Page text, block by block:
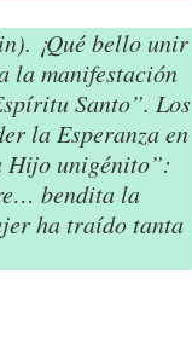
¡Qué bello unir
la manifestación
Santo”. Los
la Esperanza en
Hijo unigénito”:
bendita la
ha traído tanta